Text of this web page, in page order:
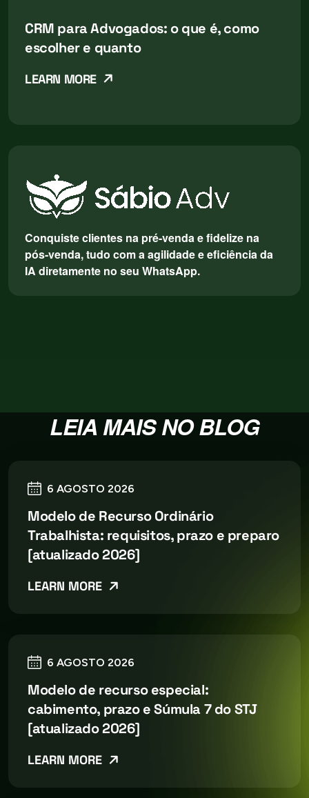
CRM para Advogados: o que é, como
escolher e quanto
LEARN MORE
Conquiste clientes na pré-venda e fidelize na
pós-venda, tudo com a agilidade e eficiência da
IA diretamente no seu WhatsApp.
LEIA MAIS NO BLOG
6 AGOSTO 2026
Modelo de Recurso Ordinário
Trabalhista: requisitos, prazo e preparo
[atualizado 2026]
LEARN MORE
6 AGOSTO 2026
Modelo de recurso especial:
cabimento, prazo e Súmula 7 do STJ
[atualizado 2026]
LEARN MORE